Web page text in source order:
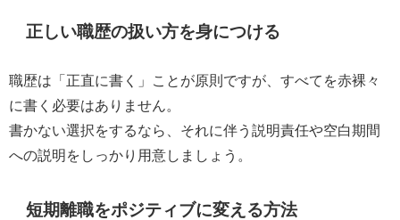
正しい職歴の扱い方を身につける
職歴は「正直に書く」ことが原則ですが、すべてを赤裸々
に書く必要はありません。
書かない選択をするなら、それに伴う説明責任や空白期間
への説明をしっかり用意しましょう。
短期離職をポジティブに変える方法